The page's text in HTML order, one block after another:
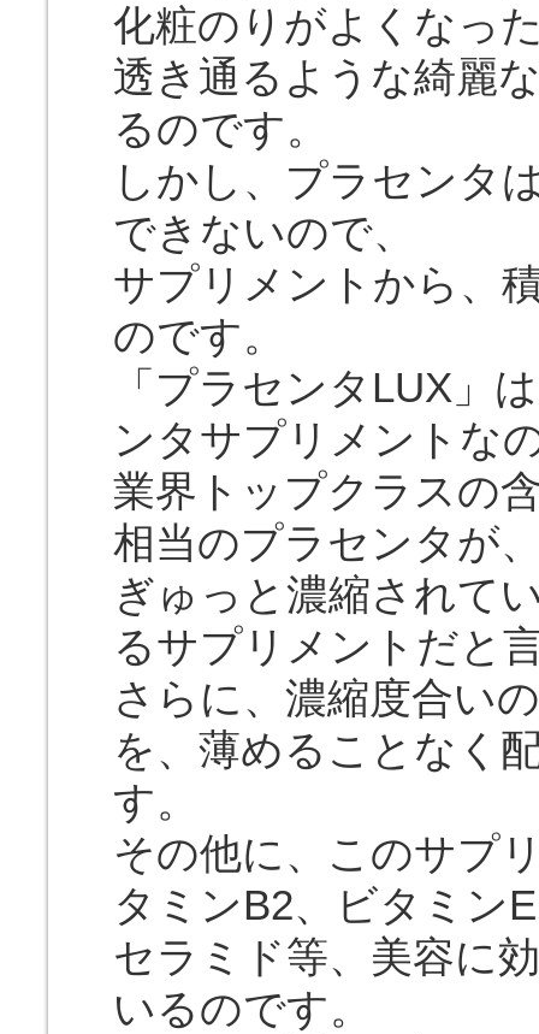
化粧のりがよくなっ
透き通るような綺麗
るのです。
しかし、プラセンタ
できないので、
サプリメントから、
のです。
「プラセンタLUX」
ンタサプリメントな
業界トップクラスの
相当のプラセンタが
ぎゅっと濃縮されて
るサプリメントだと
さらに、濃縮度合い
を、薄めることなく
す。
その他に、このサプ
タミンB2、ビタミン
セラミド等、美容に
いるのです。